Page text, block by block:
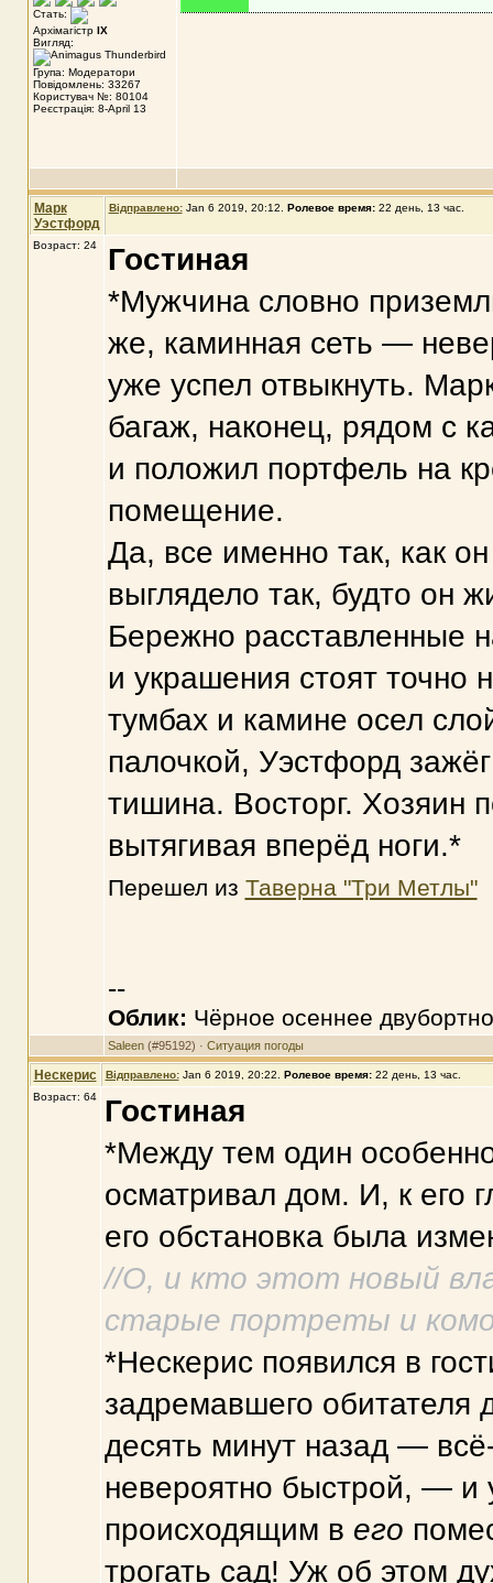
Стать:
Архімагістр IX
Вигляд:
Група: Модератори
Повідомлень: 33267
Користувач №: 80104
Реєстрація: 8-April 13
Марк
Уэстфорд
Відправлено: Jan 6 2019, 20:12 Ролевое время:22 день, 13 час.
Возраст: 24
Гостиная
*Мужчина словно
же, каминная сеть —
уже успел отвыкнуть.
багаж, наконец, рядом с
и положил портфель на
помещение.
Да, все именно так, как
выглядело так, будто он
Бережно расставленные
и украшения стоят точно
тумбах и камине осел
палочкой, Уэстфорд
тишина. Восторг. Хозяин
вытягивая вперёд ноги.*
Перешел из Таверна "Три Метлы"
--
Облик: Чёрное осеннее
Saleen(#95192) · Ситуация погоды
Нескерис Відправлено: Jan 6 2019, 20:22 Ролевое время:22 день, 13 час.
Возраст: 64
Гостиная
*Между тем один
осматривал дом. И, к его
его обстановка была
//О, и кто этот новый
старые портреты и
*Нескерис появился в
задремавшего обитателя
десять минут назад —
невероятно быстрой, — и
происходящим в его
трогать сад! Уж об этом